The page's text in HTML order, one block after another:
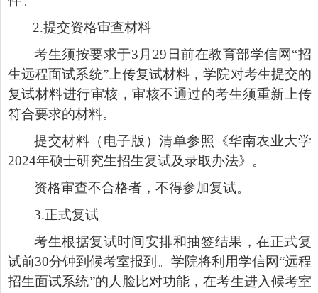
2.提交资格审查材料
考生须按要求于3 月 29 日前在教育部学信网“招
生远程面试系统”上传复试材料，学院对考生提交的
复试材料进行审核，审核不通过的考生须重新上传
符合要求的材料。
提交材料（电子版）清单参照《华南农业大学
2024年硕士研究生招生复试及录取办法》。
资格审查不合格者，不得参加复试。
3.正式复试
考生根据复试时间安排和抽签结果，在正式复
试前30分钟到候考室报到。学院将利用学信网“远程
招生面试系统”的人脸比对功能，在考生进入候考室